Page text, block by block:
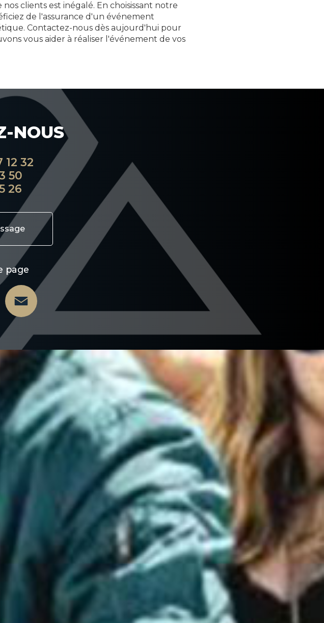
clients est inégalé. En choisissant notre
de l'assurance d'un événement
Contactez-nous dès aujourd'hui pour
vous aider à réaliser l'événement de vos
NOUS
12 32
50
26
page
Email